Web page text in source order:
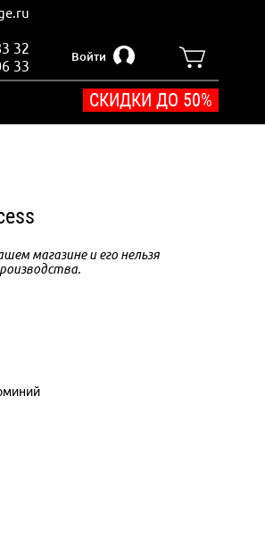
32
33
Войти
СКИДКИ ДО 50%
магазине и его нельзя